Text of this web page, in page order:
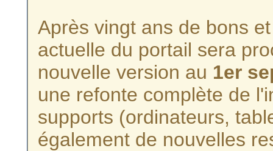
Après vingt ans de bons
actuelle du portail sera
nouvelle version au 1er
une refonte complète de
supports (ordinateurs,
également de nouvelles